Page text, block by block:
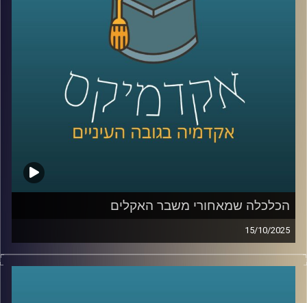
וחברתיים פועלים בעת חשיפה לתכנים, ומה תובנות פרקטיות
הורים ומורות יכולים לאמץ כדי לטפח שימוש מדיה בריא?
ננפץ כמה מיתוסים ונאיר גם את הצד הטוב של המדיה
קרדיט תמונות:
AudioVersity
הכלכלה שמאחורי משבר האקלים
15/10/2025
בפרק של היום נדבר על אחת הסוגיות הדחופות והמשפיעות
ביותר של ימינו, משבר האקלים, אבל מזווית כלכלית. כי מאחורי